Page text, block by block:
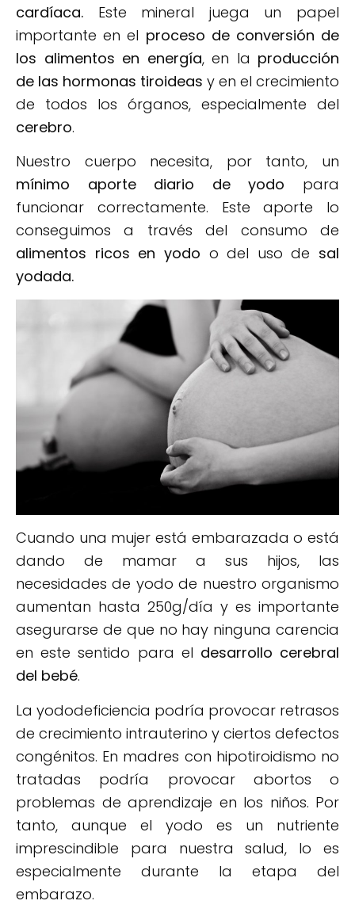
cardíaca. Este mineral juega un papel
importante en el proceso de conversión de
los alimentos en energía, en la producción
de las hormonas tiroideas y en el crecimiento
de todos los órganos, especialmente del
cerebro.
Nuestro cuerpo necesita, por tanto, un
mínimo aporte diario de yodo para
funcionar correctamente. Este aporte lo
conseguimos a través del consumo de
alimentos ricos en yodo o del uso de sal
yodada.
Cuando una mujer está embarazada o está
dando de mamar a sus hijos, las
necesidades de yodo de nuestro organismo
aumentan hasta 250g/día y es importante
asegurarse de que no hay ninguna carencia
en este sentido para el desarrollo cerebral
del bebé.
La yododeficiencia podría provocar retrasos
de crecimiento intrauterino y ciertos defectos
congénitos. En madres con hipotiroidismo no
tratadas podría provocar abortos o
problemas de aprendizaje en los niños. Por
tanto, aunque el yodo es un nutriente
imprescindible para nuestra salud, lo es
especialmente durante la etapa del
embarazo.